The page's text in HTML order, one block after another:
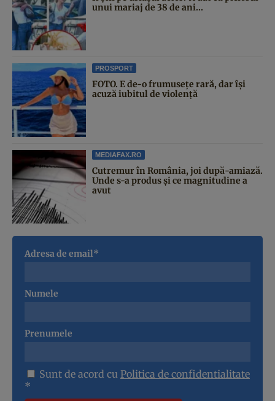
unui mariaj de 38 de ani...
PROSPORT
FOTO. E de-o frumusețe rară, dar își
acuză iubitul de violență
MEDIAFAX.RO
Cutremur în România, joi după-amiază.
Unde s-a produs și ce magnitudine a
avut
Adresa de email*
Numele
Prenumele
Sunt de acord cu Politica de confidentialitate
*